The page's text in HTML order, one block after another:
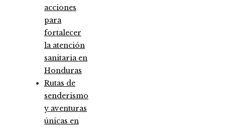
acciones
para
fortalecer
la atención
sanitaria en
Honduras
Rutas de
senderismo
y aventuras
únicas en